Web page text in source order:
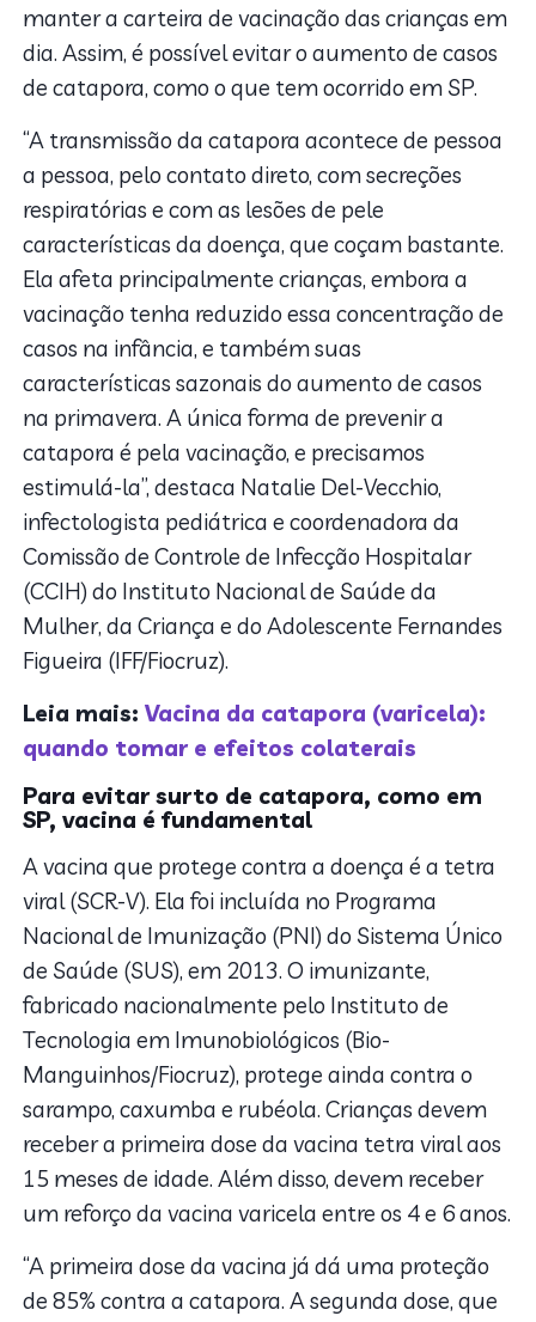
manter a carteira de vacinação das crianças em
dia. Assim, é possível evitar o aumento de casos
de catapora, como o que tem ocorrido em SP.
“A transmissão da catapora acontece de pessoa
a pessoa, pelo contato direto, com secreções
respiratórias e com as lesões de pele
características da doença, que coçam bastante.
Ela afeta principalmente crianças, embora a
vacinação tenha reduzido essa concentração de
casos na infância, e também suas
características sazonais do aumento de casos
na primavera. A única forma de prevenir a
catapora é pela vacinação, e precisamos
estimulá-la”, destaca Natalie Del-Vecchio,
infectologista pediátrica e coordenadora da
Comissão de Controle de Infecção Hospitalar
(CCIH) do Instituto Nacional de Saúde da
Mulher, da Criança e do Adolescente Fernandes
Figueira (IFF/Fiocruz).
Leia mais:Vacina da catapora (varicela):
quando tomar e efeitos colaterais
Para evitar surto de catapora, como em
SP, vacina é fundamental
A vacina que protege contra a doença é a tetra
viral (SCR-V). Ela foi incluída no Programa
Nacional de Imunização (PNI) do Sistema Único
de Saúde (SUS), em 2013. O imunizante,
fabricado nacionalmente pelo Instituto de
Tecnologia em Imunobiológicos (Bio-
Manguinhos/Fiocruz), protege ainda contra o
sarampo, caxumba e rubéola. Crianças devem
receber a primeira dose da vacina tetra viral aos
15 meses de idade. Além disso, devem receber
um reforço da vacina varicela entre os 4 e 6 anos.
“A primeira dose da vacina já dá uma proteção
de 85% contra a catapora. A segunda dose, que